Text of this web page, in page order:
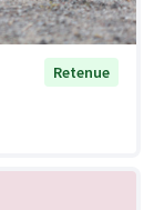
Retenue